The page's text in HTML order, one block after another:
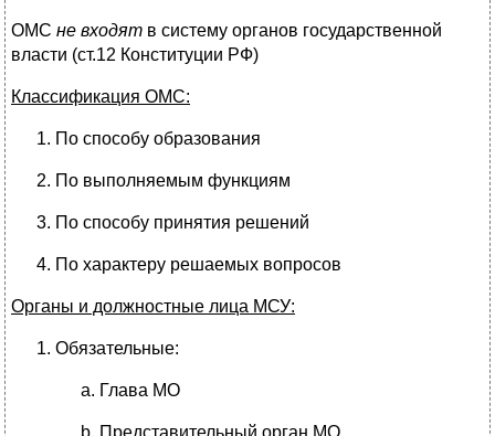
ОМС не входят в систему органов государственной
власти (ст.12 Конституции РФ)
Классификация ОМС:
По способу образования
По выполняемым функциям
По способу принятия решений
По характеру решаемых вопросов
Органы и должностные лица МСУ:
Обязательные:
Глава МО